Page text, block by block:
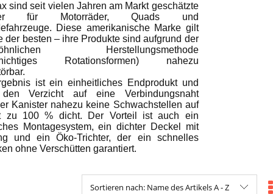
sind seit vielen Jahren am Markt geschätzte
für Motorräder, Quads und
Diese amerikanische Marke gilt
der besten – ihre Produkte sind aufgrund der
Herstellungsmethode
Rotationsformen) nahezu
ist ein einheitliches Endprodukt und
Verzicht auf eine Verbindungsnaht
Kanister nahezu keine Schwachstellen auf
zu 100 % dicht. Der Vorteil ist auch ein
Montagesystem, ein dichter Deckel mit
und ein Öko-Trichter, der ein schnelles
ohne Verschütten garantiert.
Sortieren nach: Name des Artikels A - Z